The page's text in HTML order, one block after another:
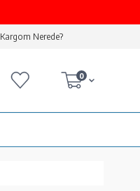
Kargom Nerede?
0